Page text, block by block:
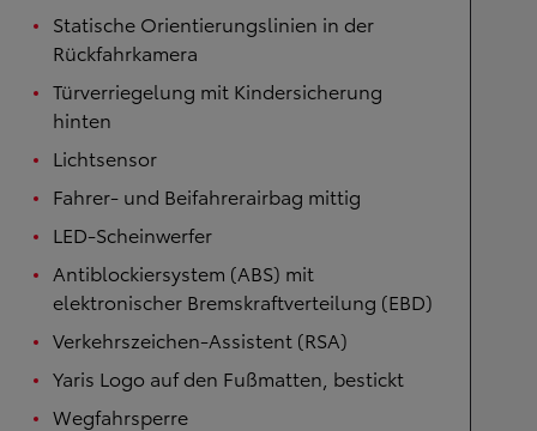
Statische Orientierungslinien in der
Rückfahrkamera
Türverriegelung mit Kindersicherung
hinten
Lichtsensor
Fahrer- und Beifahrerairbag mittig
LED-Scheinwerfer
Antiblockiersystem (ABS) mit
elektronischer Bremskraftverteilung (EBD)
Verkehrszeichen-Assistent (RSA)
Yaris Logo auf den Fußmatten, bestickt
Wegfahrsperre